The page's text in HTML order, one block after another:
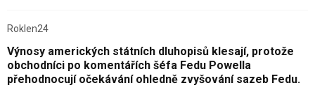
Roklen24
Výnosy amerických státních dluhopisů klesají, protože
obchodníci po komentářích šéfa Fedu Powella
přehodnocují očekávání ohledně zvyšování sazeb Fedu.